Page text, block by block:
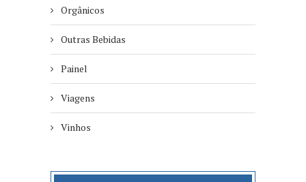
Orgânicos
Outras Bebidas
Painel
Viagens
Vinhos